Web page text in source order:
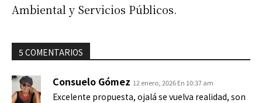
Ambiental y Servicios Públicos.
5 COMENTARIOS
Consuelo Gómez 12 enero, 2026 En 10:37 am
Excelente propuesta, ojalá se vuelva realidad, son